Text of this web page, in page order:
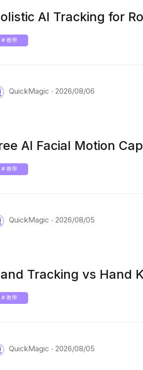
AI Tracking for
# 教學
QuickMagic 2026/08/06
AI Facial Motion
# 教學
QuickMagic 2026/08/05
Tracking vs Hand
# 教學
QuickMagic 2026/08/05